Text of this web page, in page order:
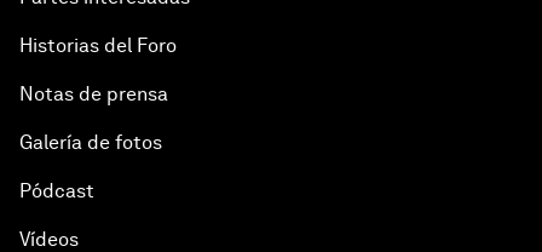
Historias del Foro
Notas de prensa
Galería de fotos
Pódcast
Vídeos